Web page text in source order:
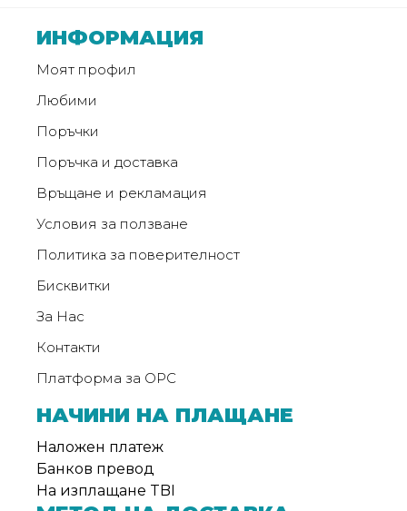
ИНФОРМАЦИЯ
Моят профил
Любими
Поръчки
Поръчка и доставка
Връщане и рекламация
Условия за ползване
Политика за поверителност
Бисквитки
За Нас
Контакти
Платформа за ОРС
НАЧИНИ НА ПЛАЩАНЕ
Наложен платеж
Банков превод
На изплащане TBI